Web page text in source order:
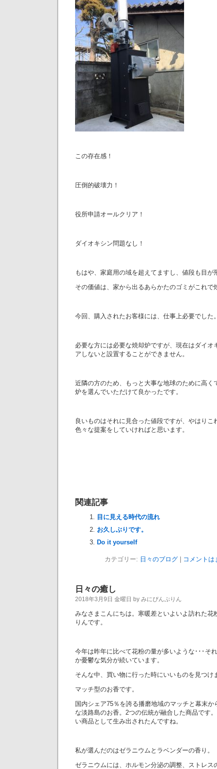
この存在感！
圧倒的破壊力！
役所申請オールクリア！
ダイオキシン問題なし！
もはや、家庭用の域を超えてますし、値段も目が
その価値は、家から出るあらかたのゴミがこれで
今回、購入されたお客様には、仕事上必要でした
必要な方には必要な焼却炉ですが、現在はダイオ
アしないと設置することができません。
近隣の方のため、もっと大事な地球のために高く
炉を選んでいただけて良かったです。
良いものはそれに見合った値段ですが、やはりこ
色々な提案をしていければと思います。
関連記事
目に見える時代の流れ
お久しぶりです。
Do it yourself
カテゴリー: 日々のブログ| コメントは
日々の癒し
2018年3月9日 金曜日 by みにぴんぷりん
みなさまこんにちは。寒暖差といよいよ訪れた花
りんです。
今年は昨年に比べて花粉の量が多いような･･･そ
か憂鬱な気分が続いています。
そんな中、買い物に行った時にいいものを見つけ
マッチ型のお香です。
国内シェア75％を誇る播磨地域のマッチと幕末
な淡路島のお香。2つの伝統が融合した商品です
い商品として生み出されたんですね。
私が選んだのはゼラニウムとラベンダーの香り。
ゼラニウムには、ホルモン分泌の調整、ストレス